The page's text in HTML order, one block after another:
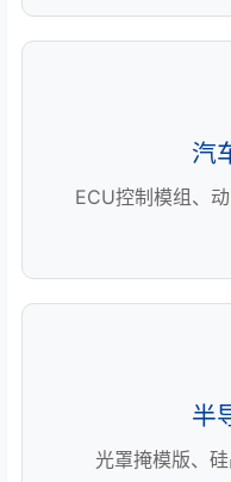
汽
ECU控制模组、
半
光罩掩模版、